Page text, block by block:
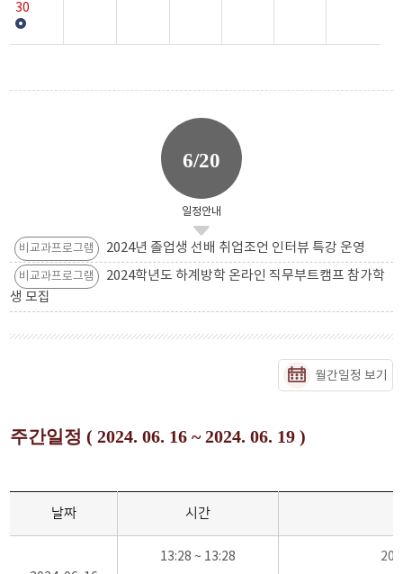
30
6/20
일정안내
비교과프로그램 2024년 졸업생 선배 취업조언 인터뷰 특강 운영
비교과프로그램
2024학년도 하계방학 온라인 직무부트캠프 참가학
생 모집
월간일정 보기
주간일정 ( 2024. 06. 16 ~ 2024. 06. 19 )
날짜 시간
13:28 ~ 13:28